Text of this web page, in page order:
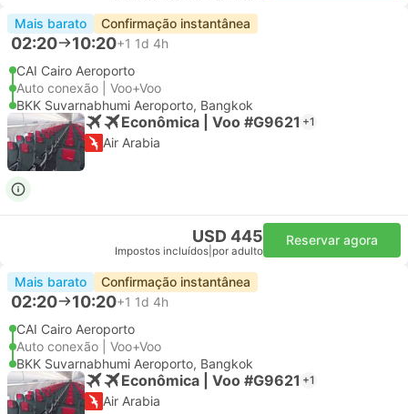
Mais barato Confirmação instantânea
02:20 10:20+1 1d 4h
CAI Cairo Aeroporto
Auto conexão | Voo+Voo
BKK Suvarnabhumi Aeroporto, Bangkok
Econômica | Voo #G9621 +1
Air Arabia
USD 445
Impostos incluídos por adulto
Reservar agora
Mais barato Confirmação instantânea
02:20 10:20+1 1d 4h
CAI Cairo Aeroporto
Auto conexão | Voo+Voo
BKK Suvarnabhumi Aeroporto, Bangkok
Econômica | Voo #G9621 +1
Air Arabia